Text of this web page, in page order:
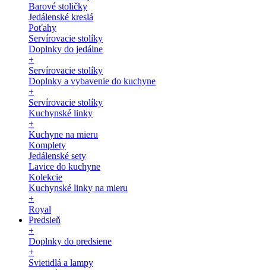
Barové stoličky
Jedálenské kreslá
Poťahy
Servírovacie stolíky
Doplnky do jedálne
+
Servírovacie stolíky
Doplnky a vybavenie do kuchyne
+
Servírovacie stolíky
Kuchynské linky
+
Kuchyne na mieru
Komplety
Jedálenské sety
Lavice do kuchyne
Kolekcie
Kuchynské linky na mieru
+
Royal
Predsieň
+
Doplnky do predsiene
+
Svietidlá a lampy